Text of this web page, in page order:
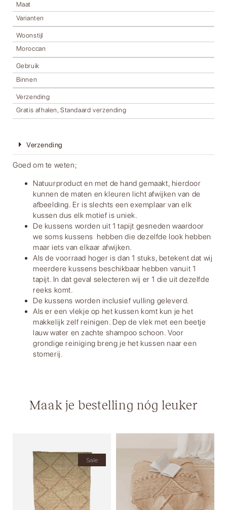
Maat
Varianten
Woonstijl
Moroccan
Gebruik
Binnen
Verzending
Gratis afhalen, Standaard verzending
Verzending
Goed om te weten;
Natuurproduct en met de hand gemaakt, hierdoor
kunnen de maten en kleuren licht afwijken van de
afbeelding. Er is slechts een exemplaar van elk
kussen dus elk motief is uniek.
De kussens worden uit 1 tapijt gesneden waardoor
we soms kussens hebben die dezelfde look hebben
maar iets van elkaar afwijken.
Als de voorraad hoger is dan 1 stuks, betekent dat wij
meerdere kussens beschikbaar hebben vanuit 1
tapijt. In dat geval selecteren wij er 1 die uit dezelfde
reeks komt.
De kussens worden inclusief vulling geleverd.
Als er een vlekje op het kussen komt kun je het
makkelijk zelf reinigen. Dep de vlek met een beetje
lauw water en zachte shampoo schoon. Voor
grondige reiniging breng je het kussen naar een
stomerij.
Maak je bestelling nóg leuker
Sale